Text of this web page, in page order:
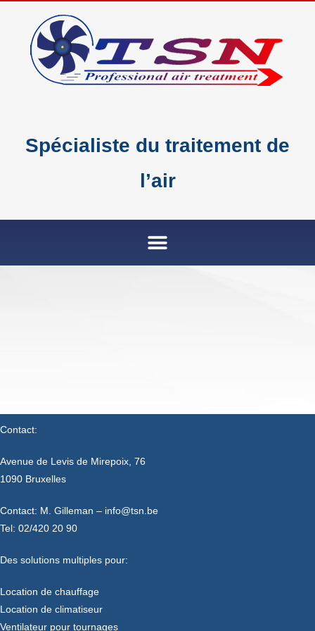
Spécialiste du traitement de
l’air
Contact:
Avenue de Levis de Mirepoix, 76
1090 Bruxelles
Contact: M. Gilleman – info@tsn.be
Tel: 02/420 20 90
Des solutions multiples pour:
Location de chauffage
Location de climatiseur
Ventilateur pour tournages